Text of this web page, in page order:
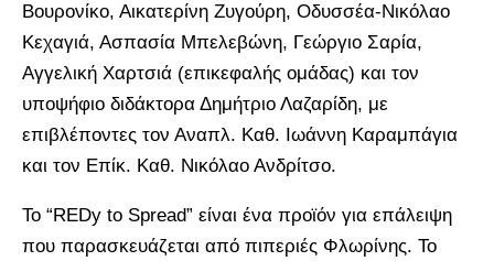
Βουρονίκο, Αικατερίνη Ζυγούρη, Οδυσσέα-Νικόλαο
Κεχαγιά, Ασπασία Μπελεβώνη, Γεώργιο Σαρία,
Αγγελική Χαρτσιά (επικεφαλής ομάδας) και τον
υποψήφιο διδάκτορα Δημήτριο Λαζαρίδη, με
επιβλέποντες τον Αναπλ. Καθ. Ιωάννη Καραμπάγια
και τον Επίκ. Καθ. Νικόλαο Ανδρίτσο.
Το “REDy to Spread” είναι ένα προϊόν για επάλειψη
που παρασκευάζεται από πιπεριές Φλωρίνης. Το